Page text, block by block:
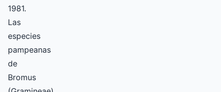
1981.
Las
especies
pampeanas
de
Bromus